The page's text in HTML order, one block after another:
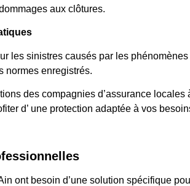
aux clôtures.
les sinistres causés par les phénomènes
normes enregistrés.
des compagnies d’assurance locales
d’ une protection adaptée à vos
ont besoin d’une solution spécifique